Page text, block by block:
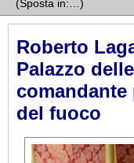
Roberto
Palazzo
del fuoco